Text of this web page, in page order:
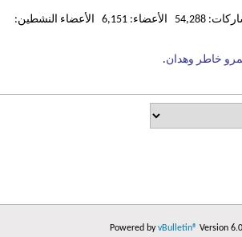
المواضيع: 10,521 المشاركات: 54,288 الأعضاء: 6,151 الأعضاء النشطين:
خاطر وهدان.
Powered byvBulletin® Version